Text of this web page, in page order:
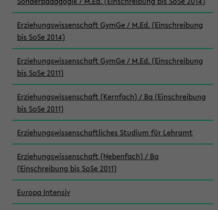
Erziehungswissenschaft GymGe / M.Ed. (Einschreibung
bis SoSe 2014)
Erziehungswissenschaft GymGe / M.Ed. (Einschreibung
bis SoSe 2011)
Erziehungswissenschaft (Kernfach) / Ba (Einschreibung
bis SoSe 2011)
Erziehungswissenschaftliches Studium für Lehramt
Erziehungswissenschaft (Nebenfach) / Ba
(Einschreibung bis SoSe 2011)
Europa Intensiv